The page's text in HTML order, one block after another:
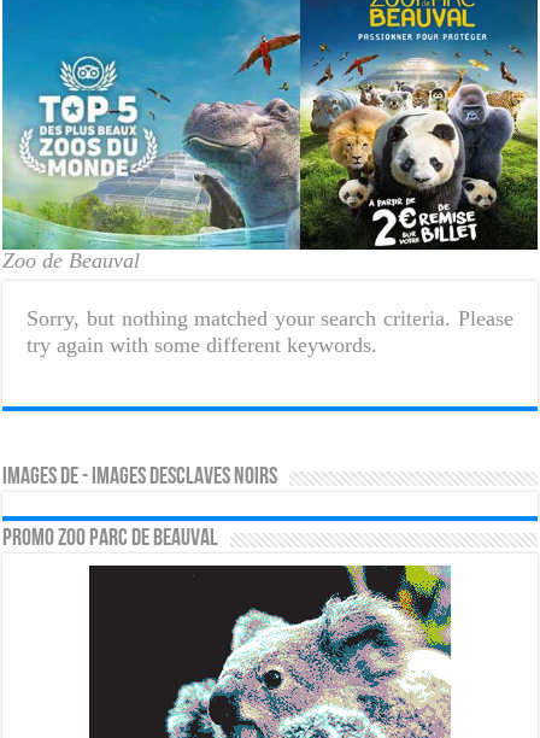
Zoo de Beauval
Sorry, but nothing matched your search criteria. Please
try again with some different keywords.
Images de - images desclaves noirs
PROMO ZOO PARC DE BEAUVAL